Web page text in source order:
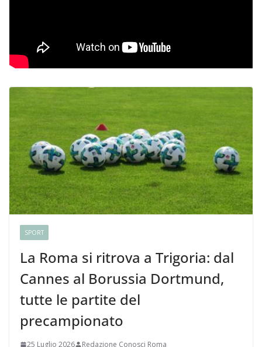
SPORT
La Roma si ritrova a Trigoria: dal
Cannes al Borussia Dortmund,
tutte le partite del
precampionato
25 Luglio 2026 Redazione Conosci Roma